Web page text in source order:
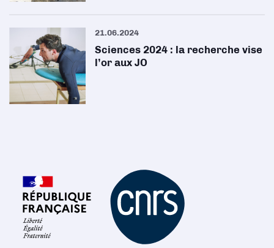
21.06.2024
Sciences 2024 : la recherche vise
l’or aux JO